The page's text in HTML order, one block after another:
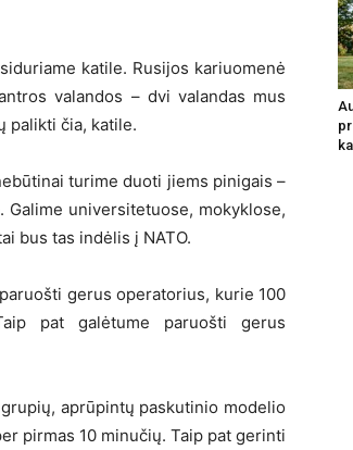
katile. Rusijos kariuomenė
valandos – dvi valandas mus
palikti čia, katile.
turime duoti jiems pinigais –
universitetuose, mokyklose,
bus tas indėlis į NATO.
gerus operatorius, kurie 100
pat galėtume paruošti gerus
aprūpintų paskutinio modelio
pirmas 10 minučių. Taip pat gerinti